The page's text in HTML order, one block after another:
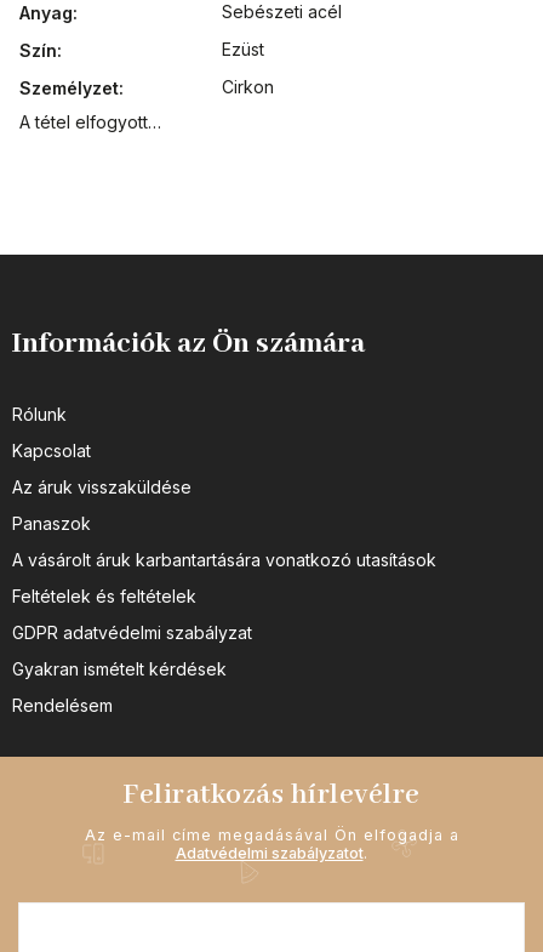
Anyag:
Sebészeti acél
Szín:
Ezüst
Személyzet:
Cirkon
A tétel elfogyott…
Információk az Ön számára
Rólunk
Kapcsolat
Az áruk visszaküldése
Panaszok
A vásárolt áruk karbantartására vonatkozó utasítások
Feltételek és feltételek
GDPR adatvédelmi szabályzat
Gyakran ismételt kérdések
Rendelésem
Feliratkozás hírlevélre
Az e-mail címe megadásával Ön elfogadja a
Adatvédelmi szabályzatot.